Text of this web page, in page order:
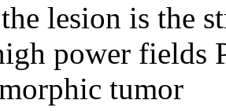
lesion is the
power fields
tumor